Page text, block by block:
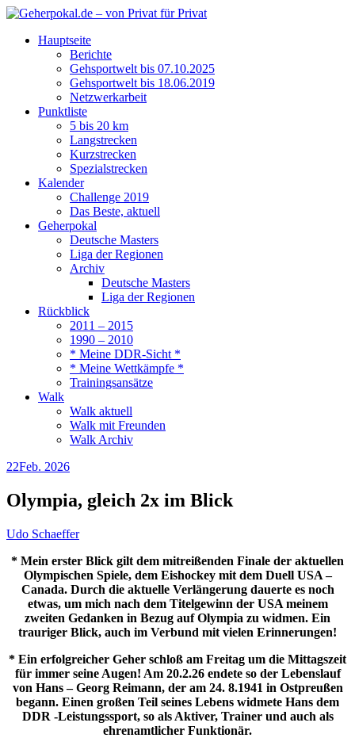
Hauptseite
Berichte
Gehsportwelt bis 07.10.2025
Gehsportwelt bis 18.06.2019
Netzwerkarbeit
Punktliste
5 bis 20 km
Langstrecken
Kurzstrecken
Spezialstrecken
Kalender
Challenge 2019
Das Beste, aktuell
Geherpokal
Deutsche Masters
Liga der Regionen
Archiv
Deutsche Masters
Liga der Regionen
Rückblick
2011 – 2015
1990 – 2010
* Meine DDR-Sicht *
* Meine Wettkämpfe *
Trainingsansätze
Walk
Walk aktuell
Walk mit Freunden
Walk Archiv
22Feb. 2026
Olympia, gleich 2x im Blick
Udo Schaeffer
* Mein erster Blick gilt dem mitreißenden Finale der aktuellen
Olympischen Spiele, dem Eishockey mit dem Duell USA –
Canada. Durch die aktuelle Verlängerung dauerte es noch
etwas, um mich nach dem Titelgewinn der USA meinem
zweiten Gedanken in Bezug auf Olympia zu widmen. Ein
trauriger Blick, auch im Verbund mit vielen Erinnerungen!
* Ein erfolgreicher Geher schloß am Freitag um die Mittagszeit
für immer seine Augen! Am 20.2.26 endete so der Lebenslauf
von Hans – Georg Reimann, der am 24. 8.1941 in Ostpreußen
begann. Einen großen Teil seines Lebens widmete Hans dem
DDR -Leistungssport, so als Aktiver, Trainer und auch als
ehrenamtlicher Funktionär.